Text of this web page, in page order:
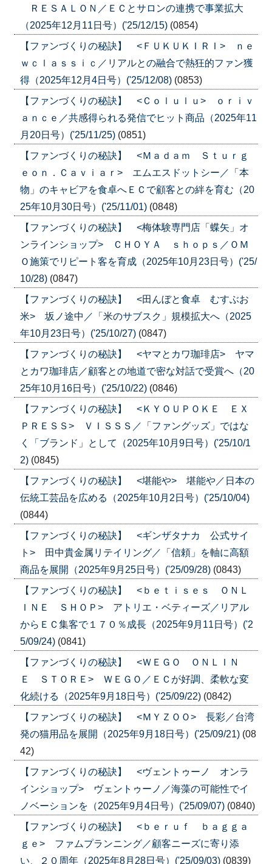
ＲＥＳＡＬＯＮ／ＥＣとサロンの連携で事業拡大
（2025年12月11日号）('25/12/15) (0854)
【ファンづくりの秘訣】 <ＦＵＫＵＫＩＲＩ> ｎｅ
ｗｃｌａｓｓｉｃ／リアルとの融合で熱狂的ファン獲
得（2025年12月4日号）('25/12/08) (0853)
【ファンづくりの秘訣】 <Ｃｏｌｕｌｕ> ｏｒｉｖ
ａｎｃｅ／共感得られる発信でヒット商品（2025年11
月20日号）('25/11/25) (0851)
【ファンづくりの秘訣】 <Ｍａｄａｍ Ｓｔｕｒｇ
ｅｏｎ．Ｃａｖｉａｒ> エムエスドットシー／「本
物」のキャビアを食卓へＥＣで顧客との絆を育む（20
25年10月30日号）('25/11/01) (0848)
【ファンづくりの秘訣】 <梅体験専門店「蝶矢」オ
ンラインショップ> ＣＨＯＹＡ ｓｈｏｐｓ／ＯＭ
Ｏ施策でリピート客を育成（2025年10月23日号）('25/
10/28) (0847)
【ファンづくりの秘訣】 <田んぼと食卓 むすぶお
米> 坂ノ途中／「米のサブスク」規模拡大へ（2025
年10月23日号）('25/10/27) (0847)
【ファンづくりの秘訣】 <ヤマとカワ珈琲店> ヤマ
とカワ珈琲店／顧客との地道で密な対話で受賞へ（20
25年10月16日号）('25/10/22) (0846)
【ファンづくりの秘訣】 <ＫＹＯＵＰＯＫＥ ＥＸ
ＰＲＥＳＳ> ＶＩＳＳＳ／「ファングッズ」ではな
く「ブランド」として（2025年10月9日号）('25/10/1
2) (0845)
【ファンづくりの秘訣】 <堪能や> 堪能や／日本の
伝統工芸品を広める（2025年10月2日号）('25/10/04)
(0844)
【ファンづくりの秘訣】 <ギンザタナカ 公式サイ
ト> 田中貴金属リテイリング／「信頼」を軸に高額
商品を展開（2025年9月25日号）('25/09/28) (0843)
【ファンづくりの秘訣】 <ｂｅｔｉｓｅｓ ＯＮＬ
ＩＮＥ ＳＨＯＰ> アトリエ・ベティーズ／リアル
からＥＣ集客で１７０％成長（2025年9月11日号）('2
5/09/24) (0841)
【ファンづくりの秘訣】 <ＷＥＧＯ ＯＮＬＩＮ
Ｅ ＳＴＯＲＥ> ＷＥＧＯ／ＥＣが好調、柔軟な変
化続ける（2025年9月18日号）('25/09/22) (0842)
【ファンづくりの秘訣】 <ＭＹＺＯＯ> 長彩／台湾
発の猫用品を展開（2025年9月18日号）('25/09/21) (08
42)
【ファンづくりの秘訣】 <ヴェントゥーノ オンラ
インショップ> ヴェントゥーノ／海藻の可能性でイ
ノベーションを（2025年9月4日号）('25/09/07) (0840)
【ファンづくりの秘訣】 <ｂｅｒｕｆ ｂａｇｇａ
ｇｅ> ファムプランニング／顧客ニーズに寄り添
い、２０周年（2025年8月28日号）('25/09/03) (0839)